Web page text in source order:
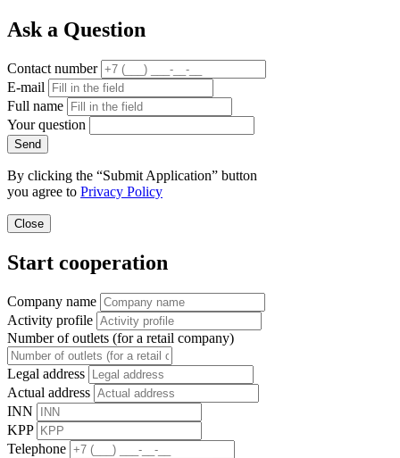
Ask a Question
Contact number
E-mail
Full name
Your question
Send
By clicking the “Submit Application” button
you agree to Privacy Policy
Close
Start cooperation
Company name
Activity profile
Number of outlets (for a retail company)
Legal address
Actual address
INN
KPP
Telephone